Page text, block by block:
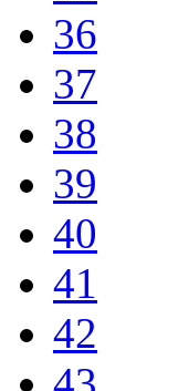
36
37
38
39
40
41
42